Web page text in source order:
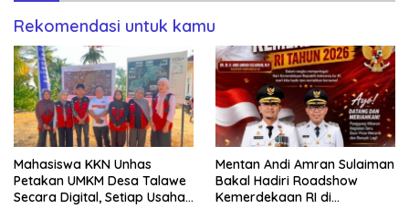
Rekomendasi untuk kamu
Mahasiswa KKN Unhas
Petakan UMKM Desa Talawe
Secara Digital, Setiap Usaha
Mentan Andi Amran Sulaiman
Bakal Hadiri Roadshow
Kemerdekaan RI di